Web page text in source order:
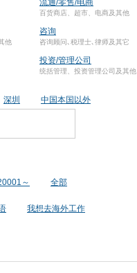
流通/零售/电商
百货商店、超市、电商及其他
他
咨询
咨询顾问､税理士､律师及其它
投资/管理公司
统括管理、投资管理公司及其他
深圳 中国本国以外
～ 全部
我想去海外工作